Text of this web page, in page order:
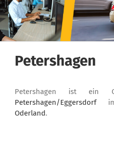
Petershagen
Petershagen ist ein
Petershagen/Eggersdorfim
Oderland.